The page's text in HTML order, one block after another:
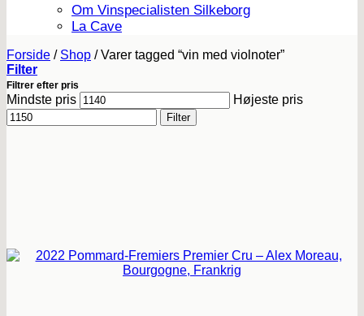
Om Vinspecialisten Silkeborg
La Cave
Forside / Shop /Varer tagged “vin med violnoter”
Filter
Filtrer efter pris
Mindste pris Højeste pris
Filter